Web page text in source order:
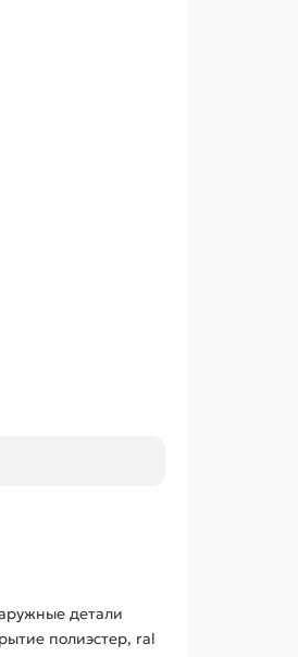
детали
полиэстер, ral